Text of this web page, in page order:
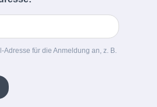
Adresse für die Anmeldung an, z. B.